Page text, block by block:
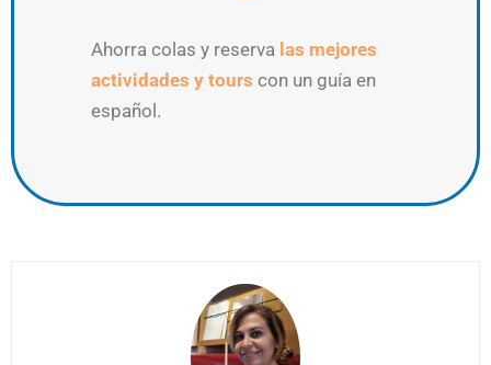
Ahorra colas y reserva las mejores
actividades y tours con un guía en
español.